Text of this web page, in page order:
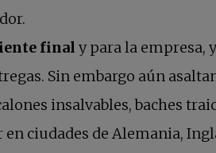
final y para la empresa,
Sin embargo aún
insalvables, baches
ciudades de Alemania,